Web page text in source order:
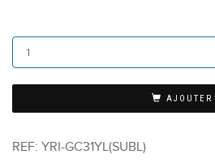
AJOUTER
REF: YRI-GC31YL(SUBL)